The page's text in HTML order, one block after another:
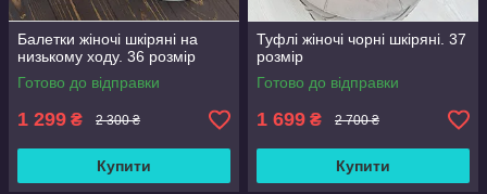
Балетки жіночі шкіряні на
низькому ходу. 36 розмір
Готово до відправки
1 299 ₴ 2 300 ₴
Купити
Туфлі жіночі чорні шкіряні. 37
розмір
Готово до відправки
1 699 ₴ 2 700 ₴
Купити